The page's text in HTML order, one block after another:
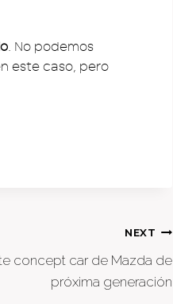
. No podemos
este caso, pero
NEXT
concept car de Mazda de
próxima generación